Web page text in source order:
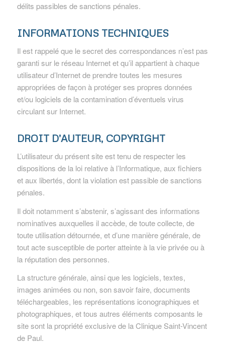
délits passibles de sanctions pénales.
INFORMATIONS TECHNIQUES
Il est rappelé que le secret des correspondances n’est pas
garanti sur le réseau Internet et qu’il appartient à chaque
utilisateur d’Internet de prendre toutes les mesures
appropriées de façon à protéger ses propres données
et/ou logiciels de la contamination d’éventuels virus
circulant sur Internet.
DROIT D’AUTEUR, COPYRIGHT
L’utilisateur du présent site est tenu de respecter les
dispositions de la loi relative à l’Informatique, aux fichiers
et aux libertés, dont la violation est passible de sanctions
pénales.
Il doit notamment s’abstenir, s’agissant des informations
nominatives auxquelles il accède, de toute collecte, de
toute utilisation détournée, et d’une manière générale, de
tout acte susceptible de porter atteinte à la vie privée ou à
la réputation des personnes.
La structure générale, ainsi que les logiciels, textes,
images animées ou non, son savoir faire, documents
téléchargeables, les représentations iconographiques et
photographiques, et tous autres éléments composants le
site sont la propriété exclusive de la Clinique Saint-Vincent
de Paul.